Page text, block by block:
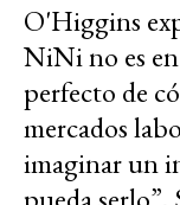
O'Higgins
NiNi no es
perfecto de
mercados
imaginar un